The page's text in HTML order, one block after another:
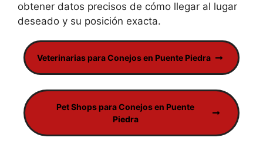
obtener datos precisos de cómo llegar al lugar
deseado y su posición exacta.
Veterinarias para Conejos en Puente Piedra
Pet Shops para Conejos en Puente
Piedra